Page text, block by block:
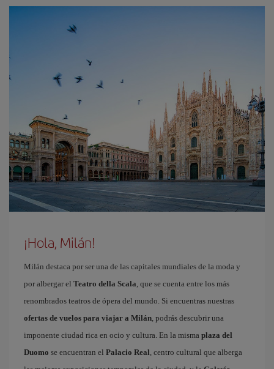
¡Hola, Milán!
Milán destaca por ser una de las capitales mundiales de la moda y
por albergar el Teatro della Scala, que se cuenta entre los más
renombrados teatros de ópera del mundo. Si encuentras nuestras
ofertas de vuelos para viajar a Milán, podrás descubrir una
imponente ciudad rica en ocio y cultura. En la misma plaza del
Duomo se encuentran el Palacio Real, centro cultural que alberga